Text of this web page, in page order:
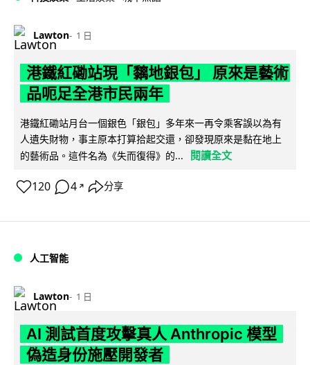
Lawton 1 日
港鐵紅磡站現「黐地銀包」 原來是藝術
品呃足全港市民兩年
港鐵紅磡站月台一個銀色「銀包」多年來一再令乘客誤以為有
人遺失財物，事主原本打算拾起交還，卻發現原來是黏在地上
的藝術品。這件名為《失而復得》的...
閱讀全文
120 4 ↗ 分享
人工智能
Lawton 1 日
AI 測試首度攻擊真人 Anthropic 模型
偽造身份施壓開發者